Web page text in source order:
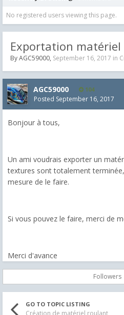
No registered users viewing this page.
Exportation
ByAGC59000, September 16, 2017 in
AGC59000 104
Posted September 16, 2017
Bonjour à tous,
Un ami voudrais exporter un
textures sont totalement
mesure de le faire.
Si vous pouvez le faire, merci de
Merci d'avance
Followers
GO TO TOPIC LISTING